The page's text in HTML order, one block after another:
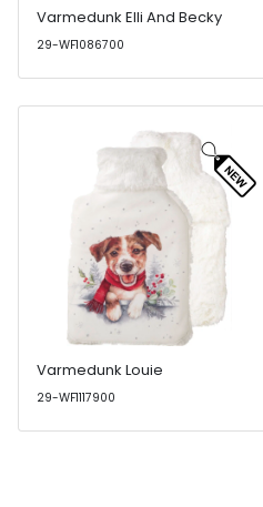
Varmedunk Elli And Becky
29-WF1086700
Varmedunk Louie
29-WF1117900